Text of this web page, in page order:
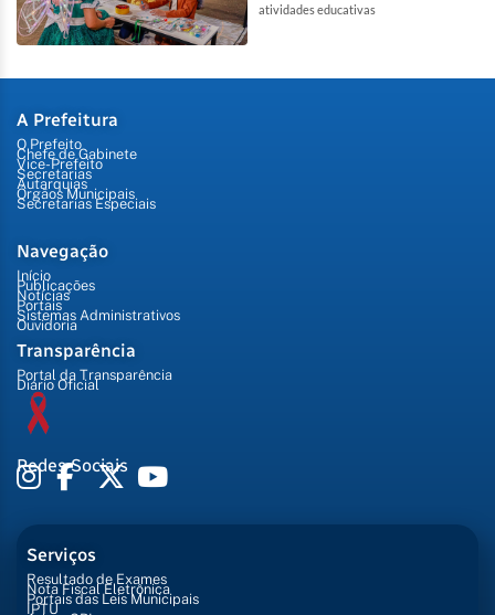
atividades educativas
A Prefeitura
O Prefeito
Chefe de Gabinete
Vice-Prefeito
Secretarias
Autarquias
Órgãos Municipais
Secretarias Especiais
Navegação
Início
Publicações
Notícias
Portais
Sistemas Administrativos
Ouvidoria
Transparência
Portal da Transparência
Diário Oficial
Redes Sociais
Serviços
Resultado de Exames
Nota Fiscal Eletrônica
Portais das Leis Municipais
IPTU